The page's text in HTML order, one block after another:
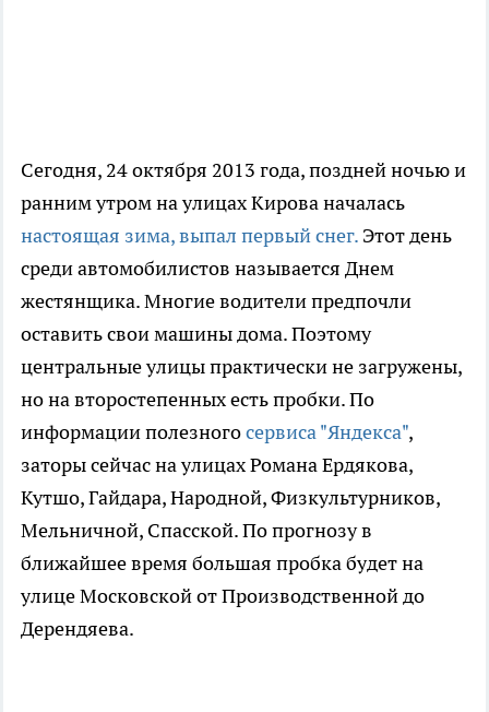
Сегодня, 24 октября 2013 года, поздней ночью и
ранним утром на улицах Кирова началась
настоящая зима, выпал первый снег. Этот день
среди автомобилистов называется Днем
жестянщика. Многие водители предпочли
оставить свои машины дома. Поэтому
центральные улицы практически не загружены,
но на второстепенных есть пробки. По
информации полезногосервиса "Яндекса",
заторы сейчас на улицах Романа Ердякова,
Кутшо, Гайдара, Народной, Физкультурников,
Мельничной, Спасской. По прогнозу в
ближайшее время большая пробка будет на
улице Московской от Производственной до
Дерендяева.